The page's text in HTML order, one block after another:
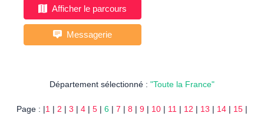
Afficher le parcours
Messagerie
Département sélectionné : "Toute la France"
Page : |1 | 2 | 3 | 4 | 5 | 6 | 7 | 8 | 9 | 10 | 11 | 12 | 13 | 14 | 15 |